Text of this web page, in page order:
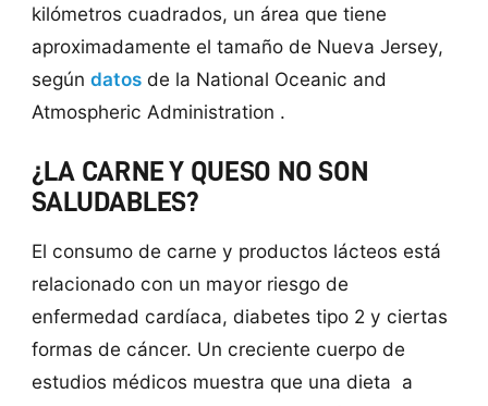
kilómetros cuadrados, un área que tiene
aproximadamente el tamaño de Nueva Jersey,
según datosde la National Oceanic and
Atmospheric Administration .
¿LA CARNE Y QUESO NO SON
SALUDABLES?
El consumo de carne y productos lácteos está
relacionado con un mayor riesgo de
enfermedad cardíaca, diabetes tipo 2 y ciertas
formas de cáncer. Un creciente cuerpo de
estudios médicos muestra que una dieta a